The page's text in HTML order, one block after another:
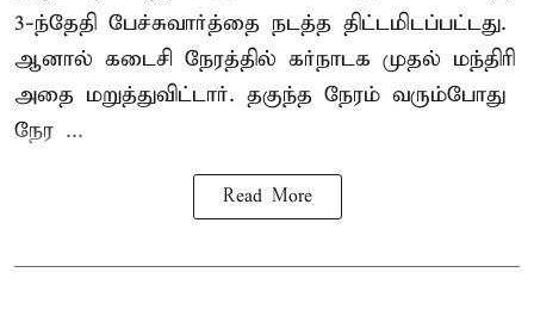
3-ந்தேதி பேச்சுவார்த்தை நடத்த திட்டமிடப்பட்டது.
ஆனால் கடைசி நேரத்தில் கர்நாடக முதல் மந்திரி
அதை மறுத்துவிட்டார். தகுந்த நேரம் வரும்போது
நேர ...
Read More